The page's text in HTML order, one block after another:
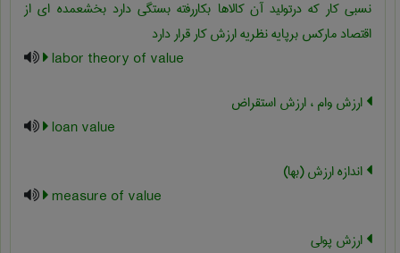
نسبی کار که درتولید آن کالاها بکاررفته بستگی دارد بخشعمده ای از
اقتصاد مارکس برپایه نظریه ارزش کار قرار دارد
labor theory of value
ارزش وام ، ارزش استقراض
loan value
اندازه ارزش (بها)
measure of value
ارزش پولی